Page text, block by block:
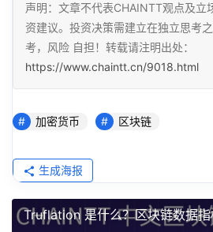
声明：文章不代表CHAINTT观点及立
资建议。投资决策需建立在独立思考
考，风险 自担！转载请注明出处：
https://www.chaintt.cn/9018.html
加密货币 区块链
生成海报
Truflation 是什么？区块链数据